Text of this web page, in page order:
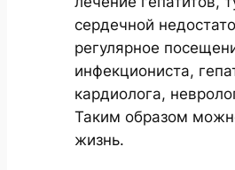
сердечной
регулярное
инфекциониста,
кардиолога,
Таким образом
жизнь.